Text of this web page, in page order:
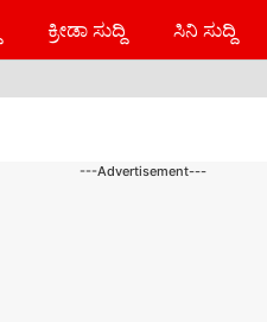
ಕ್ರೀಡಾ ಸುದ್ದಿ ಸಿನಿ ಸುದ್ದಿ
---Advertisement---